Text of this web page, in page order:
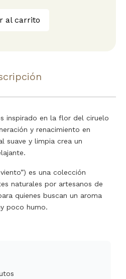
al carrito
inspirado en la flor del ciruelo
y renacimiento en
suave y limpia crea un
es una colección
naturales por artesanos de
quienes buscan un aroma
poco humo.